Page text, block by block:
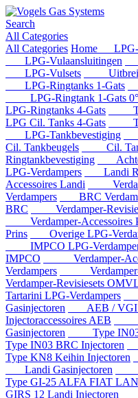
Search
All Categories
All Categories Home LPG-
LPG-Vulaansluitingen
LPG-Vulsets
LPG-Ringtanks 1-Gats
LPG-Ringtank 1-Gats 0°
LPG-Ringtanks 4-Gats
LPG Cil. Tanks 4-Gats
LPG-Tankbevestiging
Cil. Tankbeugels
Cil.
Ringtankbevestiging
LPG-Verdampers
Landi
Accessoires Landi
Verdampers
BRC
BRC
Verdamper-
Verdamper-Accessoires
Prins
Overige LPG-
IMPCO LPG-
IMPCO
Verdamper-
Verdampers
Verdamper-
Verdamper-Revisiesets
Tartarini LPG-Verdampers
Gasinjectoren
AEB / VGI
Injectoraccessoires AEB
Gasinjectoren
Type IN03
Type IN03 BRC Injectoren
Type KN8 Keihin Injectoren
Landi Gasinjectoren
Type GI-25 ALFA FIAT
GIRS 12 Landi Injectoren